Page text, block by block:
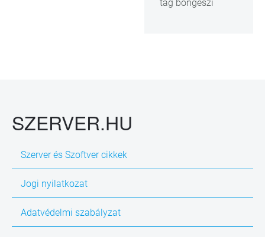
tag böngészi
SZERVER.HU
Szerver és Szoftver cikkek
Jogi nyilatkozat
Adatvédelmi szabályzat